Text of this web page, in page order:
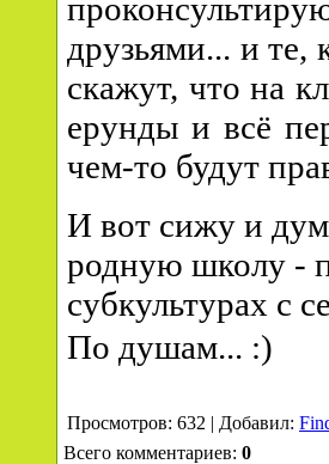
друзьями... и те,
скажут, что на
ерунды и всё
чем-то будут
И вот сижу и
родную школу -
субкультурах с
По душам... :)
Просмотров: 632 | Добавил:
Всего комментариев: 0